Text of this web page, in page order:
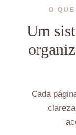
O
Um
Cada